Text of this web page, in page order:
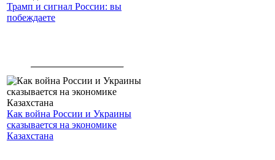
Трамп и сигнал России: вы
побеждаете
Как война России и Украины
сказывается на экономике
Казахстана